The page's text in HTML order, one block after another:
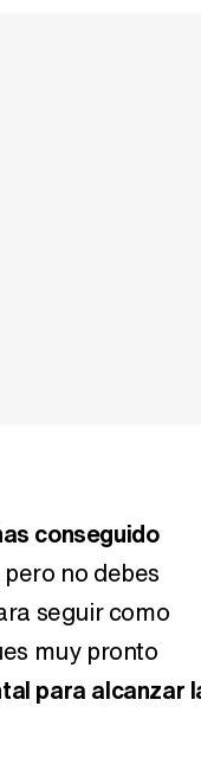
conseguido
pero no debes
seguir como
muy pronto
para alcanzar